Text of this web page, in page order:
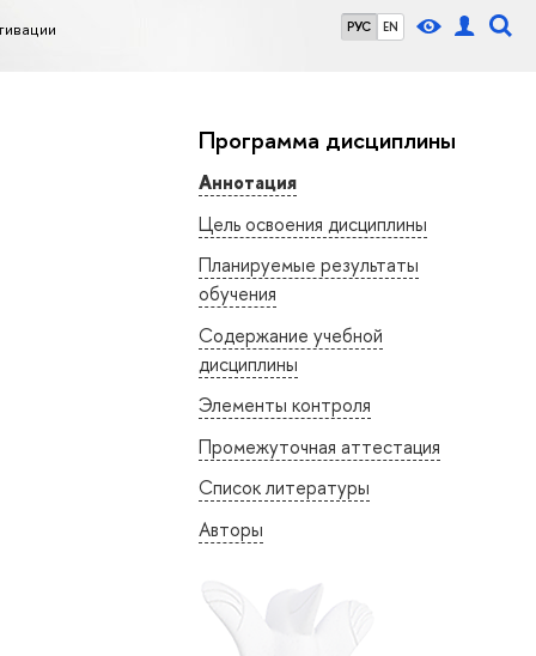
РУС EN
Программа дисциплины
Аннотация
Цель освоения дисциплины
Планируемые результаты
обучения
Содержание учебной
дисциплины
Элементы контроля
Промежуточная аттестация
Список литературы
Авторы